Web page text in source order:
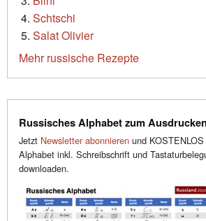
Schtschi
Salat Olivier
Mehr russische Rezepte
Russisches Alphabet zum Ausdrucken
Jetzt Newsletter abonnieren und
Alphabet inkl. Schreibschrift und
downloaden.